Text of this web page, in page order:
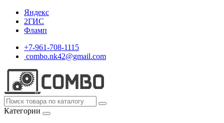
Яндекс
2ГИС
Фламп
+7-961-708-1115
combo.nk42@gmail.com
Категории